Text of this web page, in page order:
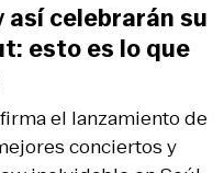
el lanzamiento de
conciertos y
celebrarán su
esto es lo que